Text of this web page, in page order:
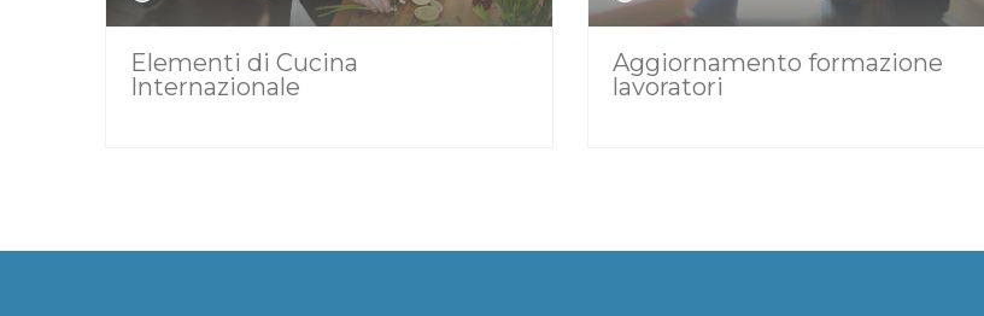
Elementi di Cucina
Internazionale
Aggiornamento formazione
lavoratori